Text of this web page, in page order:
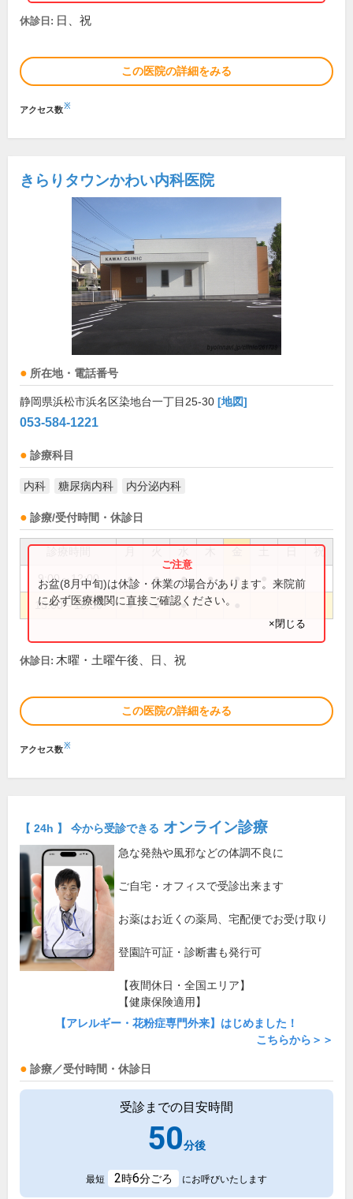
休診日: 日、祝
この医院の詳細をみる
アクセス数※
きらりタウンかわい内科医院
所在地・電話番号
静岡県浜松市浜名区染地台一丁目25-30 [地図]
053-584-1221
診療科目
内科 糖尿病内科 内分泌内科
診療/受付時間・休診日
祝
9:00～12:00 ● ● ● ● ●
15:00～18:30 ● ● ●
お盆(8月中旬)は休診・休業の場合があります。来院前
に必ず医療機関に直接ご確認ください。
×閉じる
休診日: 木曜・土曜午後、日、祝
この医院の詳細をみる
アクセス数※
【 24h 】 今から受診できる オンライン診療
急な発熱や風邪などの体調不良に
ご自宅・オフィスで受診出来ます
お薬はお近くの薬局、宅配便でお受け取り
登園許可証・診断書も発行可
【夜間休日・全国エリア】
【健康保険適用】
【アレルギー・花粉症専門外来】はじめました！
こちらから＞＞
診療／受付時間・休診日
受診までの目安時間
50分後
最短 2時6分ごろ にお呼びいたします